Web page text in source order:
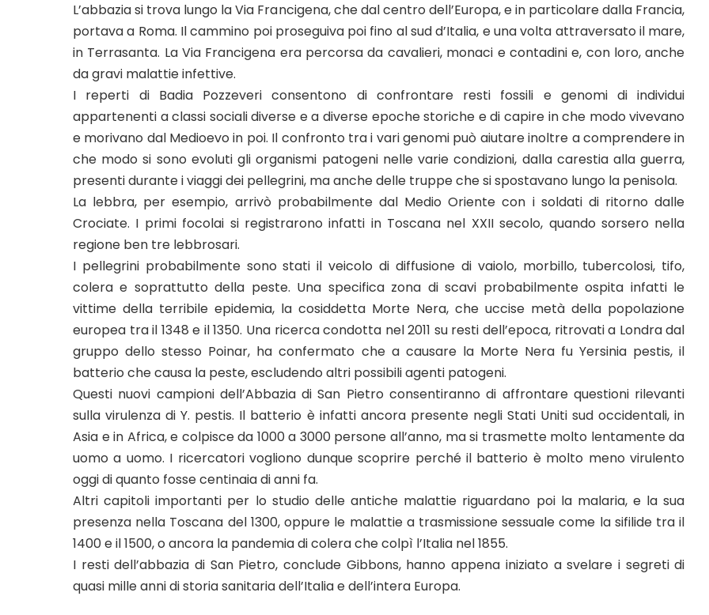
L’abbazia si trova lungo la Via Francigena, che dal centro dell’Europa, e in particolare dalla Francia,
portava a Roma. Il cammino poi proseguiva poi fino al sud d’Italia, e una volta attraversato il mare,
in Terrasanta. La Via Francigena era percorsa da cavalieri, monaci e contadini e, con loro, anche
da gravi malattie infettive.
I reperti di Badia Pozzeveri consentono di confrontare resti fossili e genomi di individui
appartenenti a classi sociali diverse e a diverse epoche storiche e di capire in che modo vivevano
e morivano dal Medioevo in poi. Il confronto tra i vari genomi può aiutare inoltre a comprendere in
che modo si sono evoluti gli organismi patogeni nelle varie condizioni, dalla carestia alla guerra,
presenti durante i viaggi dei pellegrini, ma anche delle truppe che si spostavano lungo la penisola.
La lebbra, per esempio, arrivò probabilmente dal Medio Oriente con i soldati di ritorno dalle
Crociate. I primi focolai si registrarono infatti in Toscana nel XXII secolo, quando sorsero nella
regione ben tre lebbrosari.
I pellegrini probabilmente sono stati il veicolo di diffusione di vaiolo, morbillo, tubercolosi, tifo,
colera e soprattutto della peste. Una specifica zona di scavi probabilmente ospita infatti le
vittime della terribile epidemia, la cosiddetta Morte Nera, che uccise metà della popolazione
europea tra il 1348 e il 1350. Una ricerca condotta nel 2011 su resti dell’epoca, ritrovati a Londra dal
gruppo dello stesso Poinar, ha confermato che a causare la Morte Nera fu Yersinia pestis, il
batterio che causa la peste, escludendo altri possibili agenti patogeni.
Questi nuovi campioni dell’Abbazia di San Pietro consentiranno di affrontare questioni rilevanti
sulla virulenza di Y. pestis. Il batterio è infatti ancora presente negli Stati Uniti sud occidentali, in
Asia e in Africa, e colpisce da 1000 a 3000 persone all’anno, ma si trasmette molto lentamente da
uomo a uomo. I ricercatori vogliono dunque scoprire perché il batterio è molto meno virulento
oggi di quanto fosse centinaia di anni fa.
Altri capitoli importanti per lo studio delle antiche malattie riguardano poi la malaria, e la sua
presenza nella Toscana del 1300, oppure le malattie a trasmissione sessuale come la sifilide tra il
1400 e il 1500, o ancora la pandemia di colera che colpì l’Italia nel 1855.
I resti dell’abbazia di San Pietro, conclude Gibbons, hanno appena iniziato a svelare i segreti di
quasi mille anni di storia sanitaria dell’Italia e dell’intera Europa.